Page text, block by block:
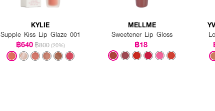
KYLIE
Supple Kiss Lip Glaze 001
฿640฿800 (20%)
MELLME
Sweetener Lip Gloss
฿18